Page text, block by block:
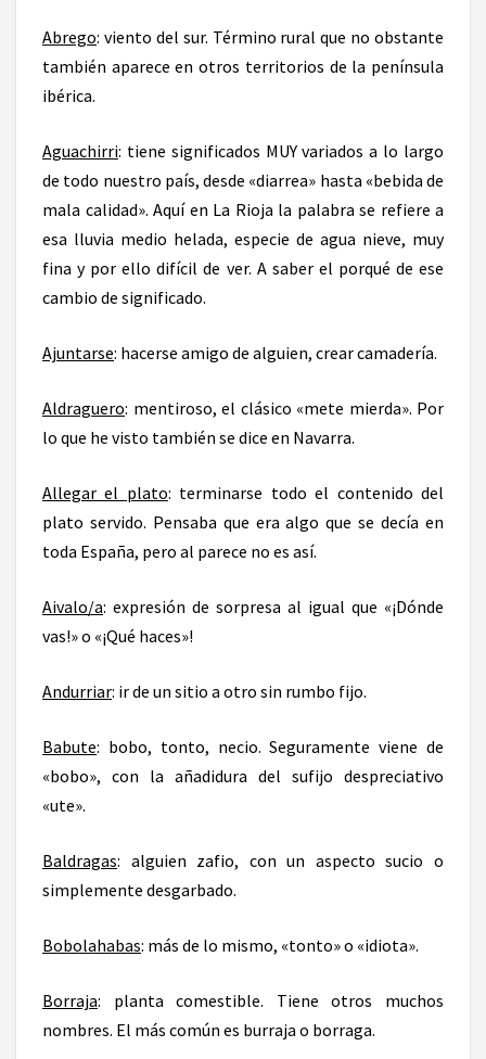
Abrego: viento del sur. Término rural que no obstante
también aparece en otros territorios de la península
ibérica.
Aguachirri: tiene significados MUY variados a lo largo
de todo nuestro país, desde «diarrea» hasta «bebida de
mala calidad». Aquí en La Rioja la palabra se refiere a
esa lluvia medio helada, especie de agua nieve, muy
fina y por ello difícil de ver. A saber el porqué de ese
cambio de significado.
Ajuntarse: hacerse amigo de alguien, crear camadería.
Aldraguero: mentiroso, el clásico «mete mierda». Por
lo que he visto también se dice en Navarra.
Allegar el plato: terminarse todo el contenido del
plato servido. Pensaba que era algo que se decía en
toda España, pero al parece no es así.
Aivalo/a: expresión de sorpresa al igual que «¡Dónde
vas!» o «¡Qué haces»!
Andurriar: ir de un sitio a otro sin rumbo fijo.
Babute: bobo, tonto, necio. Seguramente viene de
«bobo», con la añadidura del sufijo despreciativo
«ute».
Baldragas: alguien zafio, con un aspecto sucio o
simplemente desgarbado.
Bobolahabas: más de lo mismo, «tonto» o «idiota».
Borraja: planta comestible. Tiene otros muchos
nombres. El más común es burraja o borraga.